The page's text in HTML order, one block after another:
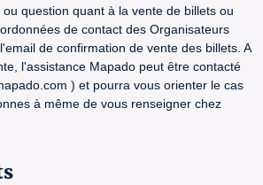
question quant à la vente de billets ou
de contact des Organisateurs
de confirmation de vente des billets. A
l'assistance Mapado peut être contacté
) et pourra vous orienter le cas
à même de vous renseigner chez